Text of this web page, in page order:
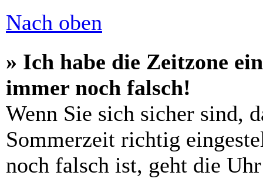
Nach oben
» Ich habe die Zeitzone
immer noch falsch!
Wenn Sie sich sicher sind,
Sommerzeit richtig
noch falsch ist, geht die